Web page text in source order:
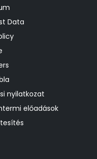
Data
nyilatkozat
előadások